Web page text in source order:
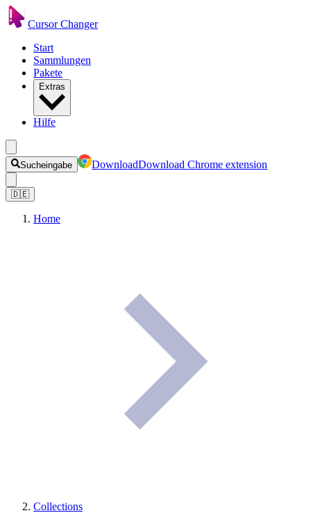
Cursor Changer
Start
Sammlungen
Pakete
Extras
Hilfe
Sucheingabe DownloadDownload Chrome extension
🇩🇪
Home
Collections